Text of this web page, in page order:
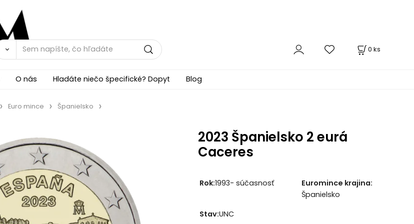
0 ks
O nás Hladáte niečo špecifické? Dopyt Blog
Euro mince Španielsko
2023 Španielsko 2 eurá
Caceres
Rok:1993- súčasnosť
Euromince krajina:
Španielsko
Stav:UNC